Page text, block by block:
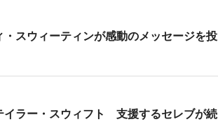
スウィーティンが感動のメッセージを投
イラー・スウィフト 支援するセレブが続